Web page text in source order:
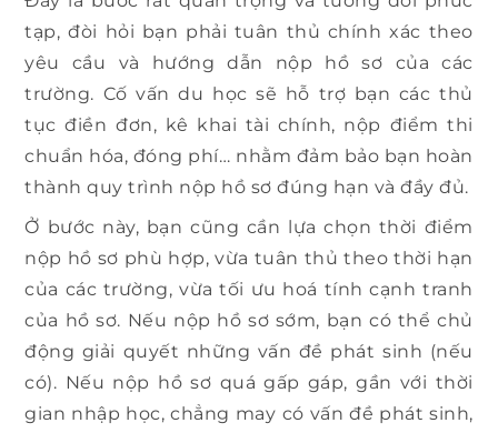
tạp, đòi hỏi bạn phải tuân thủ chính xác theo
yêu cầu và hướng dẫn nộp hồ sơ của các
trường. Cố vấn du học sẽ hỗ trợ bạn các thủ
tục điền đơn, kê khai tài chính, nộp điểm thi
chuẩn hóa, đóng phí… nhằm đảm bảo bạn hoàn
thành quy trình nộp hồ sơ đúng hạn và đầy đủ.
Ở bước này, bạn cũng cần lựa chọn thời điểm
nộp hồ sơ phù hợp, vừa tuân thủ theo thời hạn
của các trường, vừa tối ưu hoá tính cạnh tranh
của hồ sơ. Nếu nộp hồ sơ sớm, bạn có thể chủ
động giải quyết những vấn đề phát sinh (nếu
có). Nếu nộp hồ sơ quá gấp gáp, gần với thời
gian nhập học, chẳng may có vấn đề phát sinh,